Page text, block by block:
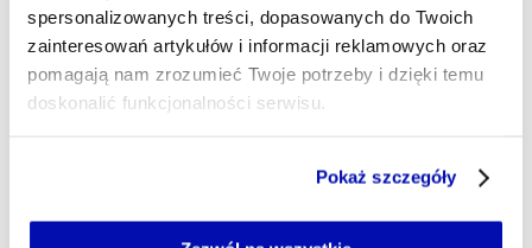
spersonalizowanych treści, dopasowanych do Twoich
zainteresowań artykułów i informacji reklamowych oraz
pomagają nam zrozumieć Twoje potrzeby i dzięki temu
doskonalić funkcjonalności serwisu.
Jeżeli nie wyrażasz zgody na zapisywanie plików cookie,
Pokaż szczegóły